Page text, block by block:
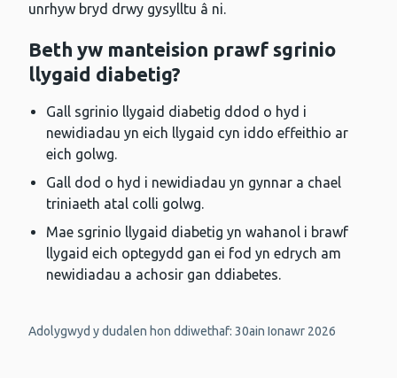
unrhyw bryd drwy gysylltu â ni.
Beth yw manteision prawf sgrinio
llygaid diabetig?
Gall sgrinio llygaid diabetig ddod o hyd i
newidiadau yn eich llygaid cyn iddo effeithio ar
eich golwg.
Gall dod o hyd i newidiadau yn gynnar a chael
triniaeth atal colli golwg.
Mae sgrinio llygaid diabetig yn wahanol i brawf
llygaid eich optegydd gan ei fod yn edrych am
newidiadau a achosir gan ddiabetes.
Adolygwyd y dudalen hon ddiwethaf: 30ain Ionawr 2026